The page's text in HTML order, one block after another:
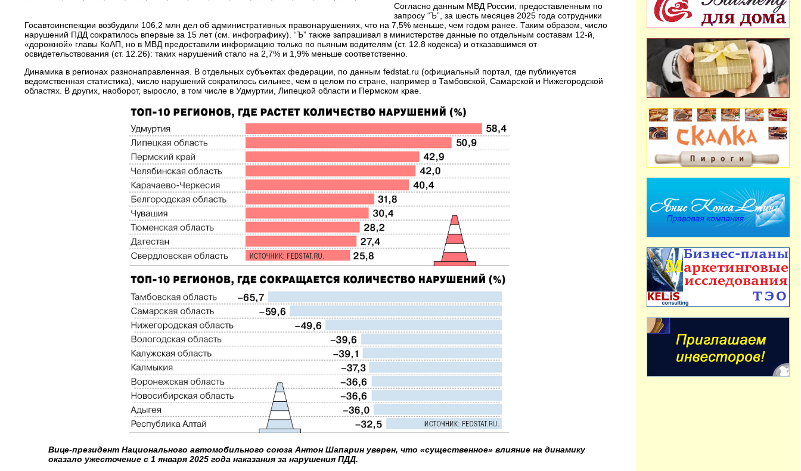
Согласно данным МВД России, предоставленным по
запросу “Ъ”, за шесть месяцев 2025 года сотрудники
Госавтоинспекции возбудили 106,2 млн дел об административных правонарушениях, что на 7,5% меньше, чем годом ранее. Таким образом, число
нарушений ПДД сократилось впервые за 15 лет (см. инфографику). “Ъ” также запрашивал в министерстве данные по отдельным составам 12-й,
«дорожной» главы КоАП, но в МВД предоставили информацию только по пьяным водителям (ст. 12.8 кодекса) и отказавшимся от
освидетельствования (ст. 12.26): таких нарушений стало на 2,7% и 1,9% меньше соответственно.
Динамика в регионах разнонаправленная. В отдельных субъектах федерации, по данным fedstat.ru (официальный портал, где публикуется
ведомственная статистика), число нарушений сократилось сильнее, чем в целом по стране, например в Тамбовской, Самарской и Нижегородской
областях. В других, наоборот, выросло, в том числе в Удмуртии, Липецкой области и Пермском крае.
Вице-президент Национального автомобильного союза Антон Шапарин уверен, что «существенное» влияние на динамику
оказало ужесточение с 1 января 2025 года наказания за нарушения ПДД.